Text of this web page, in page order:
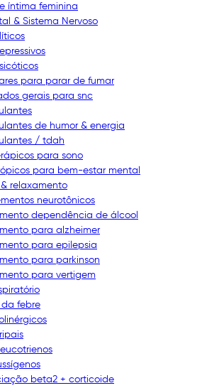
íntima feminina
& Sistema Nervoso
para parar de fumar
gerais para snc
de humor & energia
/ tdah
para sono
para bem-estar mental
relaxamento
neurotônicos
dependência de álcool
para alzheimer
para epilepsia
para parkinson
para vertigem
da febre
beta2 + corticoide